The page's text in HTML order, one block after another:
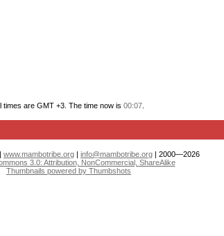
times are GMT +3. The time now is 00:07.
www.mambotribe.org | info@mambotribe.org | 2000—2026
3.0: Attribution, NonCommercial, ShareAlike
Thumbnails powered by Thumbshots